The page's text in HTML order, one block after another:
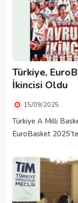
Türkiye,
İkincisi Oldu
15/09/2025
Türkiye A Milli
EuroBasket